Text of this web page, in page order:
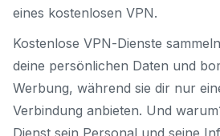
eines kostenlosen VPN.
Kostenlose VPN-Dienste
deine persönlichen Daten und
Werbung, während sie dir nur
Verbindung anbieten. Und